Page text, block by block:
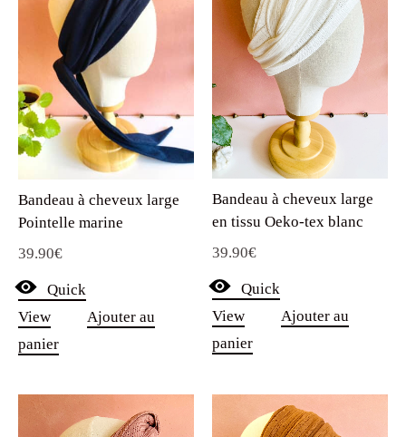
Bandeau à cheveux large
Pointelle marine
39.90€
Quick
View
Ajouter au
panier
Bandeau à cheveux large
en tissu Oeko-tex blanc
39.90€
Quick
View
Ajouter au
panier